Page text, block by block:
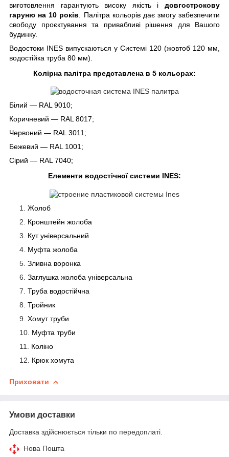
виготовлення гарантують високу якість і довгострокову
гаруню на 10 років . Палітра кольорів дає змогу забезпечити
свободу проєктування та привабливі рішення для Вашого
будинку.
Водостоки INES випускаються у Системі 120 (жовтоб 120 мм,
водостійка труба 80 мм).
Колірна палітра представлена в 5 кольорах:
Білий — RAL 9010;
Коричневий — RAL 8017;
Червоний — RAL 3011;
Бежевий — RAL 1001;
Сірий — RAL 7040;
Елементи водостічної системи INES:
Жолоб
Кронштейн жолоба
Кут універсальний
Муфта жолоба
Зливна воронка
Заглушка жолоба універсальна
Труба водостійчна
Тройник
Хомут труби
Муфта труби
Коліно
Крюк хомута
Приховати
Умови доставки
Доставка здійснюється тільки по передоплаті.
Нова Пошта